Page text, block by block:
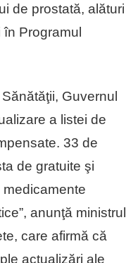
de prostată, alături
Programul
Guvernul
a listei de
33 de
de gratuite şi
anunţă ministrul
care afirmă că
actualizări ale